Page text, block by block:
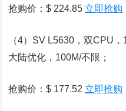
抢购价：$ 224.85 立即抢购
（4）SV L5630，双CPU
大陆优化，100M/不限；
抢购价：$ 177.52 立即抢购